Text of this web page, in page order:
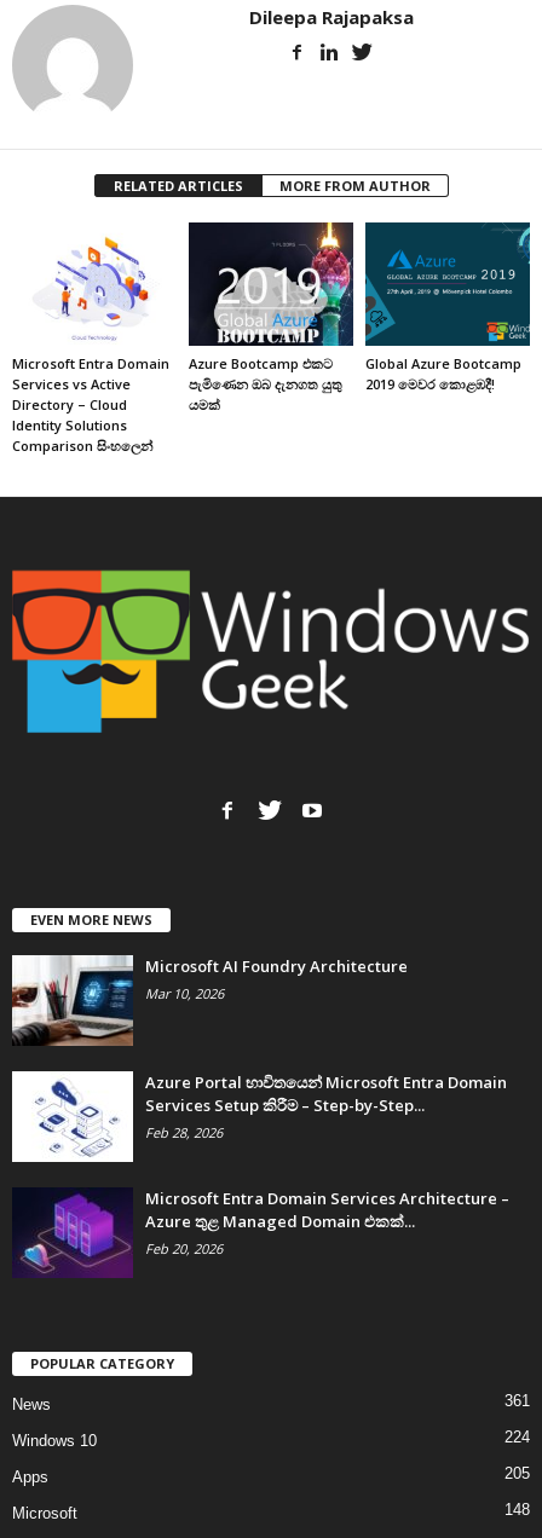
Dileepa Rajapaksa
RELATED ARTICLES MORE FROM AUTHOR
Microsoft Entra Domain
Services vs Active
Directory – Cloud
Identity Solutions
Comparison සිංහලෙන්
Azure Bootcamp එකට
පැමිණෙන ඔබ දැනගත යුතු
යමක්
Global Azure Bootcamp
2019 මෙවර කොළඹදී!
EVEN MORE NEWS
Microsoft AI Foundry Architecture
Mar 10, 2026
Azure Portal භාවිතයෙන් Microsoft Entra Domain
Services Setup කිරීම – Step-by-Step...
Feb 28, 2026
Microsoft Entra Domain Services Architecture –
Azure තුළ Managed Domain එකක්...
Feb 20, 2026
POPULAR CATEGORY
News 361
Windows 10 224
Apps 205
Microsoft
148